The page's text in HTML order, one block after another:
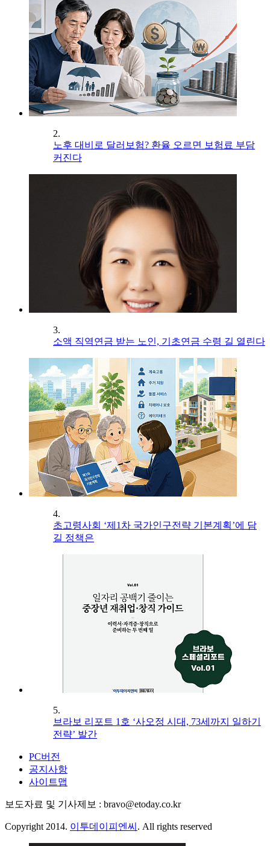
2.
노후 대비로 달러보험? 환율 오르면 보험료 부담
커진다
3.
소액 직역연금 받는 노인, 기초연금 수령 길 열린다
4.
초고령사회 ‘제1차 국가인구전략 기본계획’에 담
길 정책은
5.
브라보 리포트 1호 ‘사오정 시대, 73세까지 일하기
전략’ 발간
PC버전
공지사항
사이트맵
보도자료 및 기사제보 : bravo@etoday.co.kr
Copyright 2014. 이투데이피엔씨 . All rights reserved